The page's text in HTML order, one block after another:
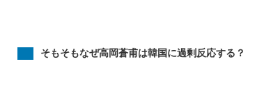
そもそもなぜ高岡蒼甫は韓国に過剰反応する？